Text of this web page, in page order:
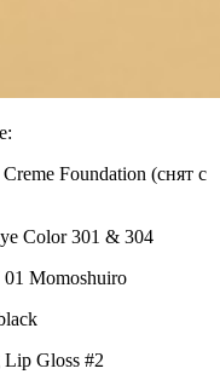
Foundation (снят с
Color 301 & 304
Momoshuiro
Lip Gloss #2